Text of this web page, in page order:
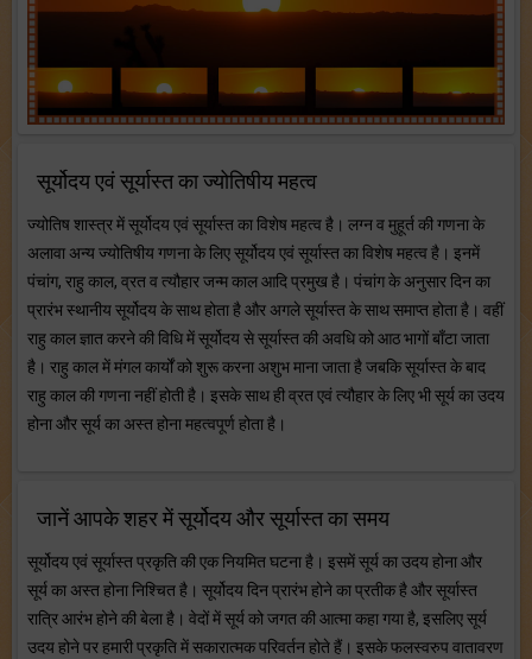
सूर्योदय एवं सूर्यास्त का ज्योतिषीय महत्व
ज्योतिष शास्त्र में सूर्योदय एवं सूर्यास्त का विशेष महत्व है। लग्न व मुहूर्त की गणना के
अलावा अन्य ज्योतिषीय गणना के लिए सूर्योदय एवं सूर्यास्त का विशेष महत्व है। इनमें
पंचांग, राहु काल, व्रत व त्यौहार जन्म काल आदि प्रमुख है। पंचांग के अनुसार दिन का
प्रारंभ स्थानीय सूर्योदय के साथ होता है और अगले सूर्यास्त के साथ समाप्त होता है। वहीं
राहु काल ज्ञात करने की विधि में सूर्योदय से सूर्यास्त की अवधि को आठ भागों बाँटा जाता
है। राहु काल में मंगल कार्यों को शुरू करना अशुभ माना जाता है जबकि सूर्यास्त के बाद
राहु काल की गणना नहीं होती है। इसके साथ ही व्रत एवं त्यौहार के लिए भी सूर्य का उदय
होना और सूर्य का अस्त होना महत्वपूर्ण होता है।
जानें आपके शहर में सूर्योदय और सूर्यास्त का समय
सूर्योदय एवं सूर्यास्त प्रकृति की एक नियमित घटना है। इसमें सूर्य का उदय होना और
सूर्य का अस्त होना निश्चित है। सूर्योदय दिन प्रारंभ होने का प्रतीक है और सूर्यास्त
रात्रि आरंभ होने की बेला है। वेदों में सूर्य को जगत की आत्मा कहा गया है, इसलिए सूर्य
उदय होने पर हमारी प्रकृति में सकारात्मक परिवर्तन होते हैं। इसके फलस्वरुप वातावरण